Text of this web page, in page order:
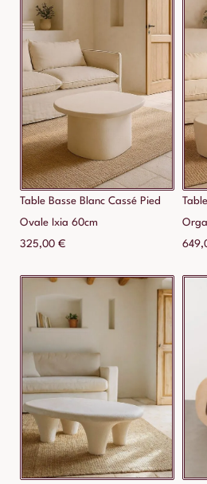
Table Basse Blanc Cassé Pied
Ovale Ixia 60cm
325,00 €